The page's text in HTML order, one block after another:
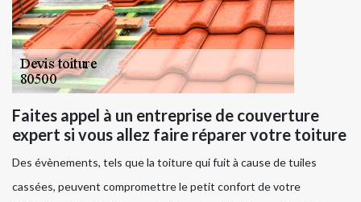
Faites appel à un entreprise de couverture
expert si vous allez faire réparer votre toiture
Des évènements, tels que la toiture qui fuit à cause de tuiles
cassées, peuvent compromettre le petit confort de votre